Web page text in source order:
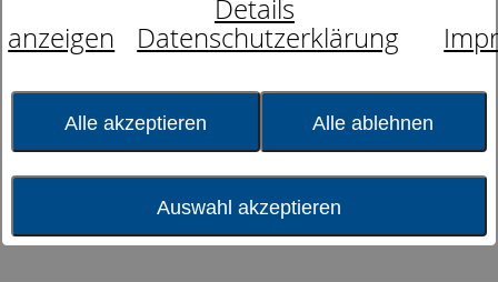
Details
anzeigen
Datenschutzerklärung
Alle akzeptieren Alle ablehnen
Auswahl akzeptieren